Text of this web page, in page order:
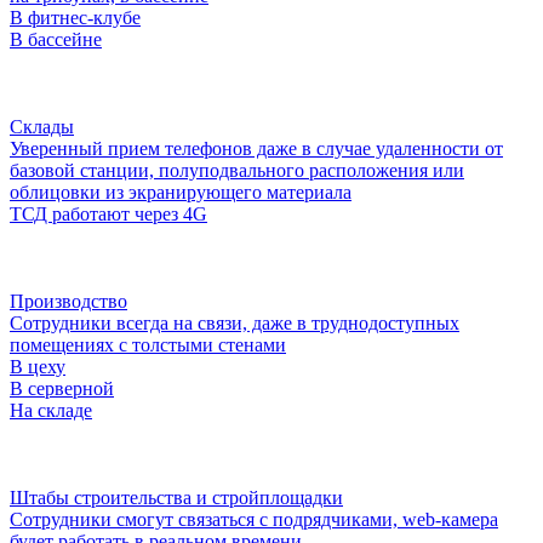
В фитнес-клубе
В бассейне
Склады
Уверенный прием телефонов даже в случае удаленности от
базовой станции, полуподвального расположения или
облицовки из экранирующего материала
ТСД работают через 4G
Производство
Сотрудники всегда на связи, даже в труднодоступных
помещениях с толстыми стенами
В цеху
В серверной
На складе
Штабы строительства и стройплощадки
Сотрудники смогут связаться с подрядчиками, web-камера